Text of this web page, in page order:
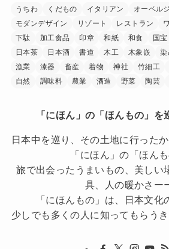
うちわ くだもの イタリアン オーベル
モダンデザイン
リゾート レストラン
下駄
加工食品 印章 和紙 和食 国宝
日本茶
日本酒 書道 木工 木象嵌 染
漁業
漆器 畜産 着物 神社 竹細工
自然
調味料 農業 酒造 野菜 陶芸
「にほん」の「ほんもの」を
日本中を巡り、その土地に行った
「にほん」の「ほんも
旅で出会ったうまいもの、美しい
具、人の暖かさー
「にほんもの」は、日本文化
少しでも多くの人に知ってもらう